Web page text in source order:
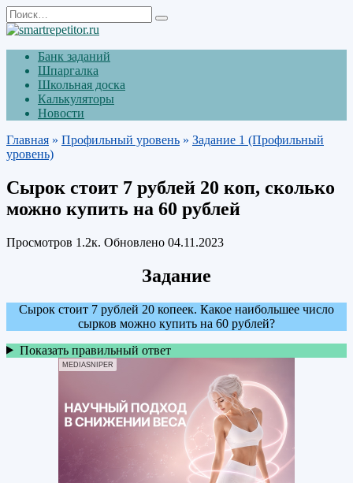
Перейти
к
содержанию
Search
for:
Банк заданий
Шпаргалка
Школьная доска
Калькуляторы
Новости
Главная » Профильный уровень » Задание 1 (Профильный
уровень)
Сырок стоит 7 рублей 20 коп, сколько
можно купить на 60 рублей
Просмотров 1.2к. Обновлено 04.11.2023
Задание
Сырок стоит 7 рублей 20 копеек. Какое наибольшее число
сырков можно купить на 60 рублей?
Показать правильный ответ
MEDIASNIPER